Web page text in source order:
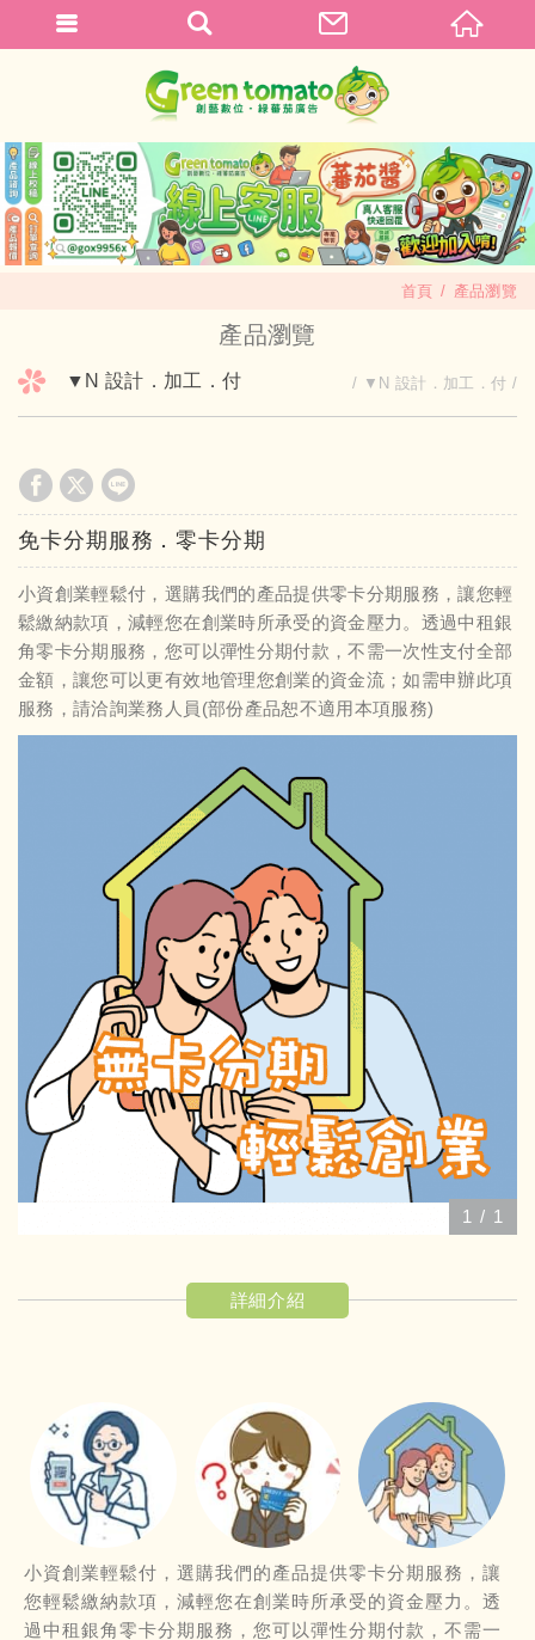
產品瀏覽
首頁 產品瀏覽
▼N 設計．加工．付 ▼N 設計．加工．付
免卡分期服務．零卡分期
小資創業輕鬆付，選購我們的產品提供零卡分期服務，讓您輕
鬆繳納款項，減輕您在創業時所承受的資金壓力。透過中租銀
角零卡分期服務，您可以彈性分期付款，不需一次性支付全部
金額，讓您可以更有效地管理您創業的資金流；如需申辦此項
服務，請洽詢業務人員(部份產品恕不適用本項服務)
1 / 1
詳細介紹
小資創業輕鬆付，選購我們的產品提供零卡分期服務，讓
您輕鬆繳納款項，減輕您在創業時所承受的資金壓力。透
過中租銀角零卡分期服務，您可以彈性分期付款，不需一